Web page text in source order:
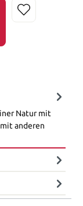
Natur mit
anderen